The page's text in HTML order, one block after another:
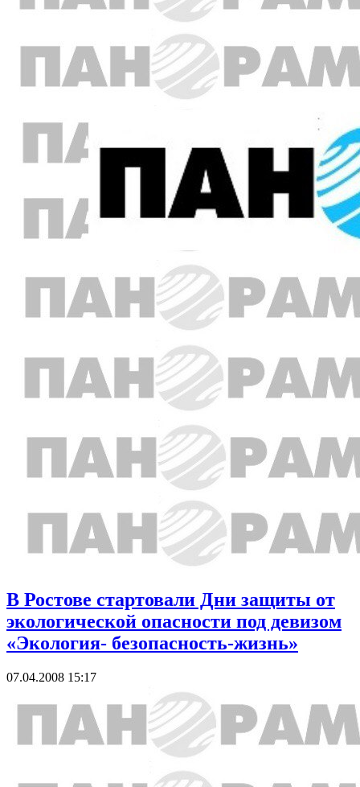
В Ростове стартовали Дни защиты от
экологической опасности под девизом
«Экология- безопасность-жизнь»
07.04.2008 15:17